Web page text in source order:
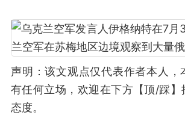
声明：该文观点仅代表作者本人，
有任何立场，欢迎在下方【顶/踩】
态度。